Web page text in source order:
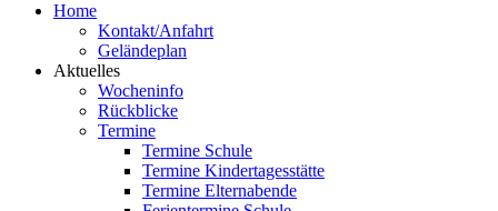
Home
Kontakt/Anfahrt
Geländeplan
Aktuelles
Wocheninfo
Rückblicke
Termine
Termine Schule
Termine Kindertagesstätte
Termine Elternabende